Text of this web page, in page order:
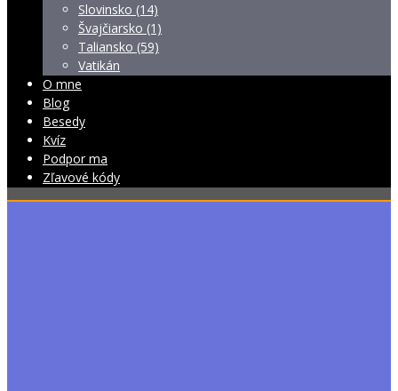
Slovinsko (14)
Švajčiarsko (1)
Taliansko (59)
Vatikán
O mne
Blog
Besedy
Kvíz
Podpor ma
Zľavové kódy